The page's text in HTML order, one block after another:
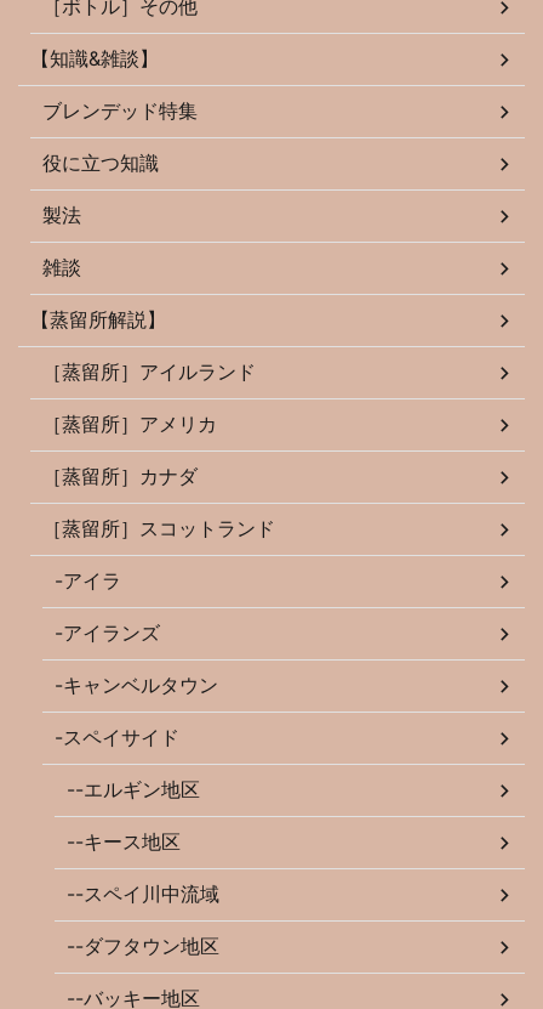
［ボトル］その他
【知識&雑談】
ブレンデッド特集
役に立つ知識
製法
雑談
【蒸留所解説】
［蒸留所］アイルランド
［蒸留所］アメリカ
［蒸留所］カナダ
［蒸留所］スコットランド
-アイラ
-アイランズ
-キャンベルタウン
-スペイサイド
--エルギン地区
--キース地区
--スペイ川中流域
--ダフタウン地区
--バッキー地区